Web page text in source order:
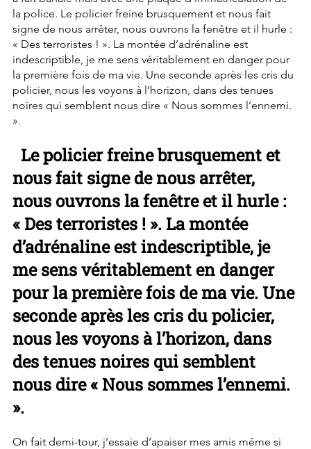
la police. Le policier freine brusquement et nous fait
signe de nous arrêter, nous ouvrons la fenêtre et il hurle :
« Des terroristes ! ». La montée d’adrénaline est
indescriptible, je me sens véritablement en danger pour
la première fois de ma vie. Une seconde après les cris du
policier, nous les voyons à l’horizon, dans des tenues
noires qui semblent nous dire « Nous sommes l’ennemi.
».
nous fait signe de nous arrêter,
nous ouvrons la fenêtre et il hurle :
« Des terroristes ! ». La montée
d’adrénaline est indescriptible, je
me sens véritablement en danger
pour la première fois de ma vie. Une
seconde après les cris du policier,
nous les voyons à l’horizon, dans
des tenues noires qui semblent
nous dire « Nous sommes l’ennemi.
».
On fait demi-tour, j’essaie d’apaiser mes amis même si